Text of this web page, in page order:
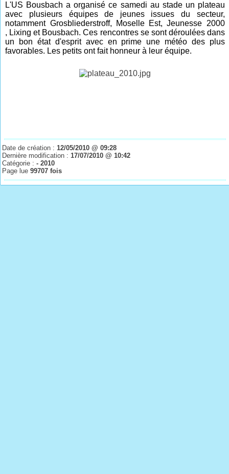
L'US Bousbach a organisé ce samedi au stade un plateau
avec plusieurs équipes de jeunes issues du secteur,
notamment Grosbliederstroff, Moselle Est, Jeunesse 2000
, Lixinget Bousbach. Ces rencontres se sont déroulées dans
un bon état d'esprit avec en prime une météo des plus
favorables. Les petits ont fait honneur à leur équipe.
Date de création :12/05/2010 @ 09:28
Dernière modification :17/07/2010 @ 10:42
Catégorie :- 2010
Page lue99707 fois